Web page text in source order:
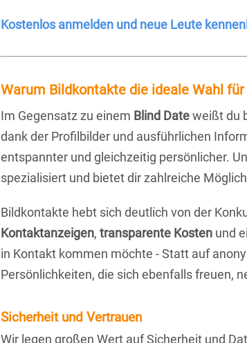
Kostenlos anmelden und neue Leute
Warum Bildkontakte die ideale Wahl
Im Gegensatz zu einem Blind Dateweißt du
dank der Profilbilder und ausführlichen
entspannter und gleichzeitig persönlicher.
spezialisiert und bietet dir zahlreiche
Bildkontakte hebt sich deutlich von der
Kontaktanzeigen, transparente Kosten und
in Kontakt kommen möchte - Statt auf
Persönlichkeiten, die sich ebenfalls freuen,
Sicherheit und Vertrauen
Wir legen großen Wert auf Sicherheit und